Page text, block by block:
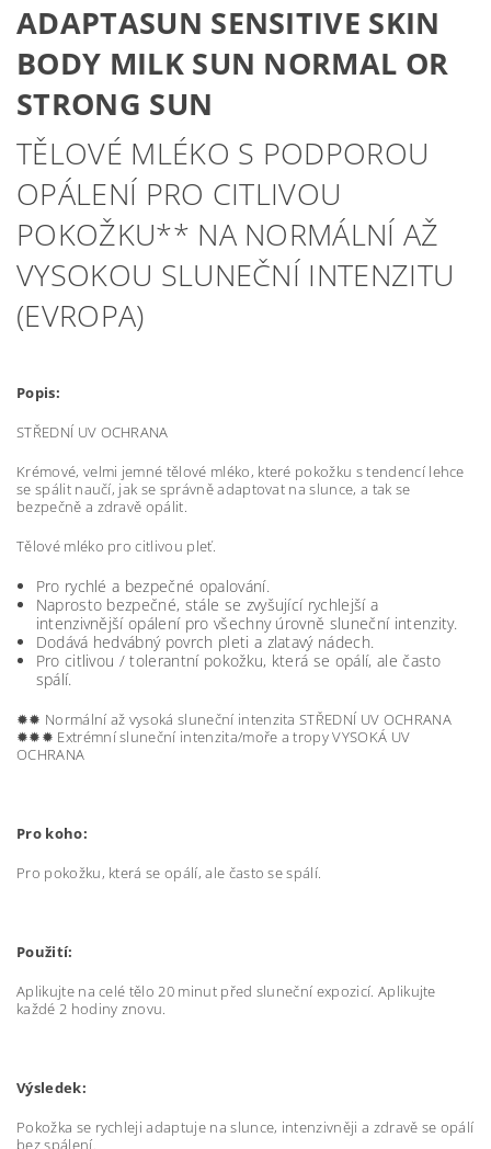
ADAPTASUN SENSITIVE SKIN
BODY MILK SUN NORMAL OR
STRONG SUN
TĚLOVÉ MLÉKO S PODPOROU
OPÁLENÍ PRO CITLIVOU
POKOŽKU** NA NORMÁLNÍ AŽ
VYSOKOU SLUNEČNÍ INTENZITU
(EVROPA)
Popis:
STŘEDNÍ UV OCHRANA
Krémové, velmi jemné tělové mléko, které pokožku s tendencí lehce
se spálit naučí, jak se správně adaptovat na slunce, a tak se
bezpečně a zdravě opálit.
Tělové mléko pro citlivou pleť.
Pro rychlé a bezpečné opalování.
Naprosto bezpečné, stále se zvyšující rychlejší a
intenzivnější opálení pro všechny úrovně sluneční intenzity.
Dodává hedvábný povrch pleti a zlatavý nádech.
Pro citlivou / tolerantní pokožku, která se opálí, ale často
spálí.
✹✹ Normální až vysoká sluneční intenzita STŘEDNÍ UV OCHRANA
✹✹✹ Extrémní sluneční intenzita/moře a tropy VYSOKÁ UV
OCHRANA
Pro koho:
Pro pokožku, která se opálí, ale často se spálí.
Použití:
Aplikujte na celé tělo 20 minut před sluneční expozicí. Aplikujte
každé 2 hodiny znovu.
Výsledek:
Pokožka se rychleji adaptuje na slunce, intenzivněji a zdravě se opálí
bez spálení.